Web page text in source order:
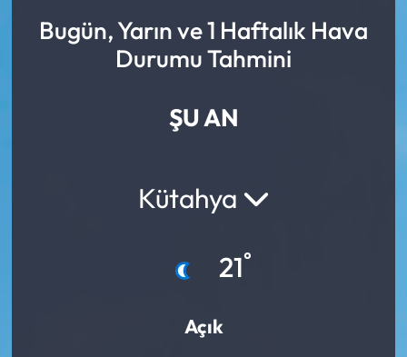
Bugün, Yarın ve 1 Haftalık Hava
Durumu Tahmini
ŞU AN
Kütahya
21°
Açık
Yargı Kararları
Haber Arşivi